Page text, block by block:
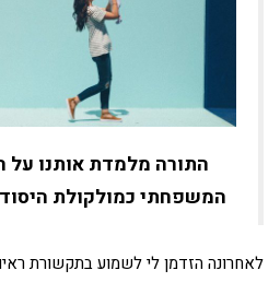
התורה מלמדת אותנו
המשפחתי כמולקולת
לאחרונה הזדמן לי לשמוע בתקשורת